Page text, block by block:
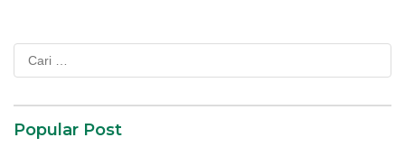
Cari
untuk:
Popular Post